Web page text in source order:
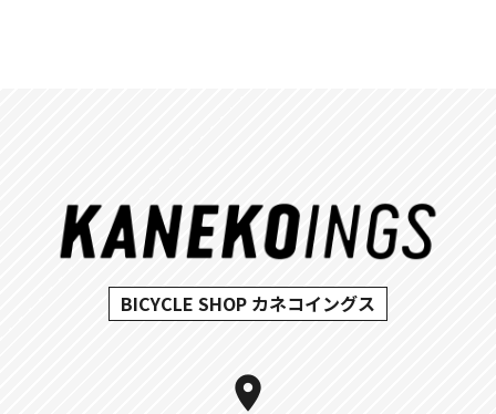
BICYCLE SHOP カネコイングス
location_on